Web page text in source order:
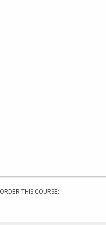
ORDER THIS COURSE: